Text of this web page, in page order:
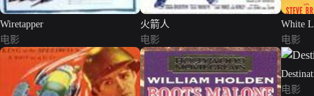
Wiretapper
电影
火箭人
电影
White
电影
电影